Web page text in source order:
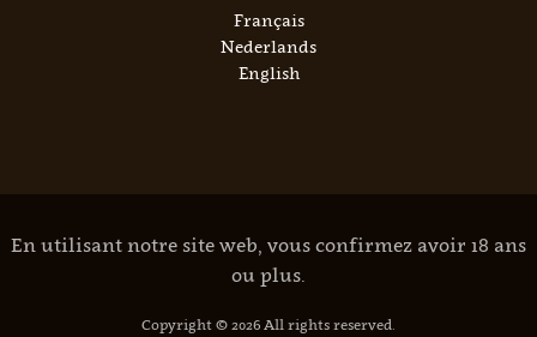
Français
Nederlands
English
En utilisant notre site web, vous confirmez avoir 18 ans
ou plus.
Copyright © 2026 All rights reserved.